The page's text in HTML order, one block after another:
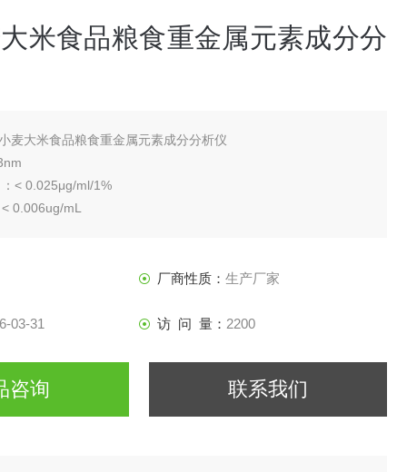
米食品粮食重金属元素成分分
麦大米食品粮食重金属元素成分分析仪
< 0.025μg/ml/1%
0.006ug/mL
+自吸收
厂商性质： 生产厂家
03-31 访 问 量： 2200
咨询 联系我们